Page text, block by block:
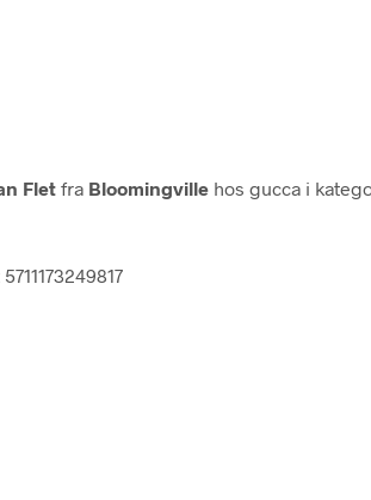
Flet fra Bloomingville hos gucca i